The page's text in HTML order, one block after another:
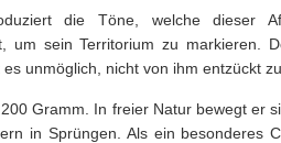
die Töne, welche dieser
um sein Territorium zu markieren.
unmöglich, nicht von ihm entzückt
Gramm. In freier Natur bewegt er
in Sprüngen. Als ein besonderes